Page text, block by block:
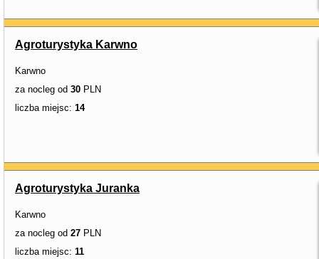
Agroturystyka Karwno
Karwno
za nocleg od 30 PLN
liczba miejsc: 14
Agroturystyka Juranka
Karwno
za nocleg od 27 PLN
liczba miejsc: 11